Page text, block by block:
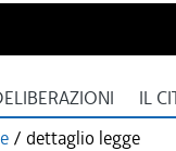
IL
/ dettaglio legge